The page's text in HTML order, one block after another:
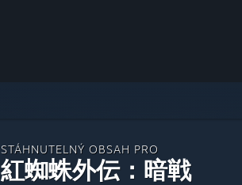
STÁHNUTELNÝ OBSAH PRO
紅蜘蛛外伝：暗戦